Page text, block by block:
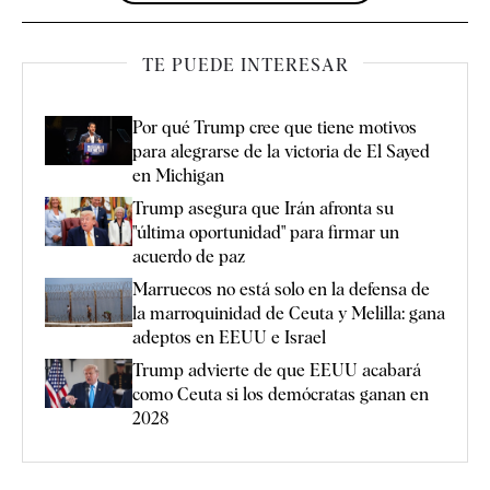
TE PUEDE INTERESAR
Por qué Trump cree que tiene motivos
para alegrarse de la victoria de El Sayed
en Michigan
Trump asegura que Irán afronta su
"última oportunidad" para firmar un
acuerdo de paz
Marruecos no está solo en la defensa de
la marroquinidad de Ceuta y Melilla: gana
adeptos en EEUU e Israel
Trump advierte de que EEUU acabará
como Ceuta si los demócratas ganan en
2028